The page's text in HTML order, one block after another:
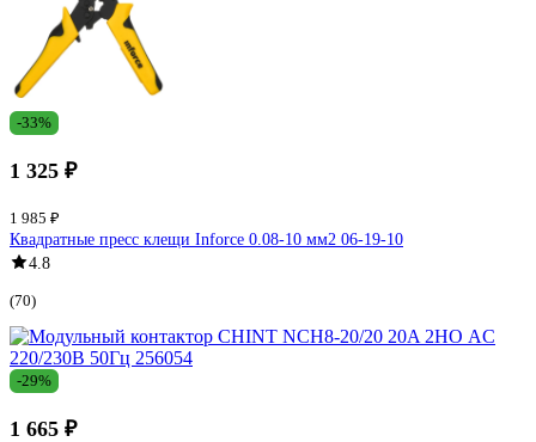
-33%
1 325 ₽
1 985 ₽
Квадратные пресс клещи Inforce 0.08-10 мм2 06-19-10
4.8
(70)
-29%
1 665 ₽